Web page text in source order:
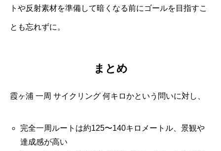
トや反射素材を準備して暗くなる前にゴールを目指すこ
とも忘れずに。
まとめ
霞ヶ浦 一周 サイクリング 何キロかという問いに対し、
完全一周ルートは約125〜140キロメートル、景観や
達成感が高い